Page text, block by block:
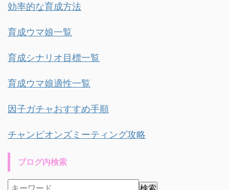
効率的な育成方法
育成ウマ娘一覧
育成シナリオ目標一覧
育成ウマ娘適性一覧
因子ガチャおすすめ手順
チャンピオンズミーティング攻略
ブログ内検索